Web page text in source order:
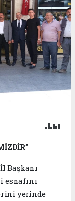
Başkanı
esnafını
yerinde